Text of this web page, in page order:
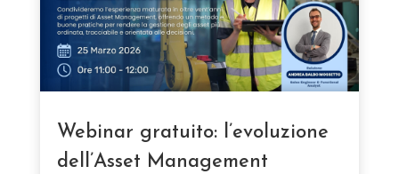
Webinar gratuito: l’evoluzione
dell’Asset Management